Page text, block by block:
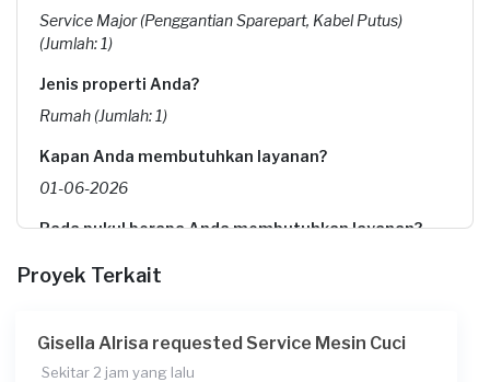
Service Major (Penggantian Sparepart, Kabel Putus)
(Jumlah: 1)
Jenis properti Anda?
Rumah (Jumlah: 1)
Kapan Anda membutuhkan layanan?
01-06-2026
Pada pukul berapa Anda membutuhkan layanan?
Rp200.000 + Rp11.000 (biaya layanan) + Rp3.850 (biaya
Transaksi)
Proyek Terkait
Gisella Alrisa requested Service Mesin Cuci
Sekitar 2 jam yang lalu